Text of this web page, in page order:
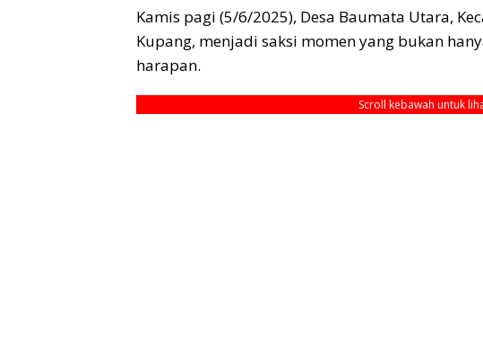
Kamis pagi (5/6/2025), Desa Baumata Utara,
Kupang, menjadi saksi momen yang bukan
harapan.
Scroll kebawah untuk